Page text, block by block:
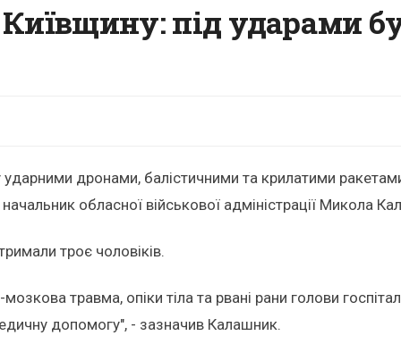
під ударами
дронами, балістичними та крилатими
начальник обласної військової адміністрації Микола
троє чоловіків.
травма, опіки тіла та рвані рани голови
допомогу", - зазначив Калашник.